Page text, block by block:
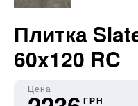
Плитка
60x120 RC
Цена
ГРН